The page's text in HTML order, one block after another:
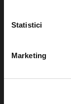
Statistici
Marketing
Concerte si